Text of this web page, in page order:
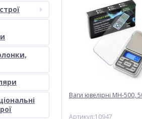
Ваги ювелірні MH-500,
Артикул:10947